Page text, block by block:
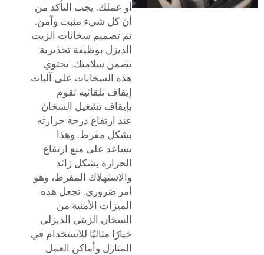
أو عملك. يجب التأكد من
أن كل شيء مثبت وآمن.
تم تصميم سخانات الزيت
الديزل بوظيفة تحذيرية
تضمن سلامتك. تحتوي
هذه السخانات على آليات
إيقاف تلقائية تقوم
بإيقاف تشغيل السخان
عند ارتفاع درجة حرارته
بشكل مفرط. وهذا
يساعد على منع ارتفاع
الحرارة بشكل زائد
والاستهلاك المفرط، وهو
أمر ضروري. تجعل هذه
الميزات الأمنية من
السخان الزيتي الديزلي
خيارًا مثاليًا للاستخدام في
المنازل وأماكن العمل